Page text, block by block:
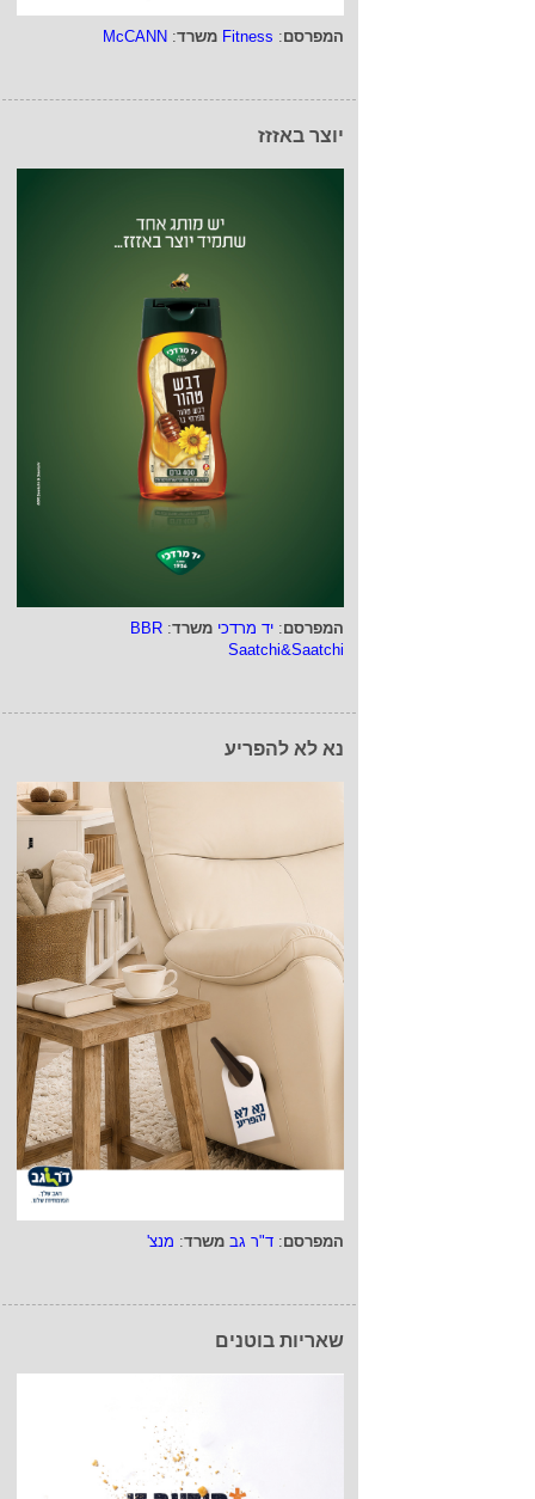
המפרסם:
Fitness משרד:
McCANN
יוצר באזזז
המפרסם: יד מרדכי משרד:
BBR
Saatchi&Saatchi
נא לא להפריע
המפרסם: ד"ר גב משרד: מנצ'
שאריות בוטנים